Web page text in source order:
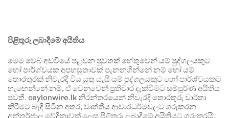
පිළිතුරු ලබාදීමේ අයිතිය
මෙම වෙබ් අඩවියේ පළවන පුවතක් හේතුවෙන් යම් පුද්ගලයකුට
හෝ පාර්ශ්වයක අපහසුතාවක් පැනනගින්නේ නම් හෝ යම්
තොරතුරක් නිවැරදි විය යුතු යැයි යම් පුද්ගලයකුට හෝ පාර්ශ්වයකට
හැඟෙන්නේ නම්, ඒ වෙනුවෙන් ප්‍රතිචාර දැක්වීමට සම්පූර්ණ අයිතිය
පවතී. ceylonwire.lk නිරන්තරයෙන් නිවැරදි තොරතුරු වාර්තා
කිරීමට බැඳී සිටින අතර, වෘත්තීය ආචාරධර්මවලට ගරුකරන
අන්තර්ජාල වේදිකාවක් ලෙස පිළිතුරු ලබාදීමේ අයිතියට ගරුකරයි.